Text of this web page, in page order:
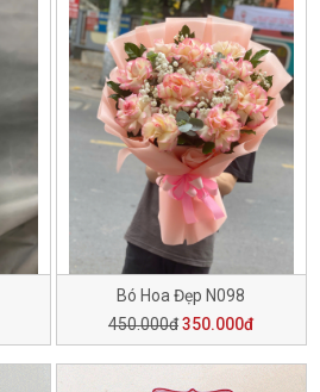
Bó Hoa Đẹp N098
450.000đ350.000đ